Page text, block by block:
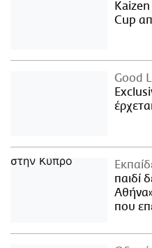
Cup
Good
παιδί
που